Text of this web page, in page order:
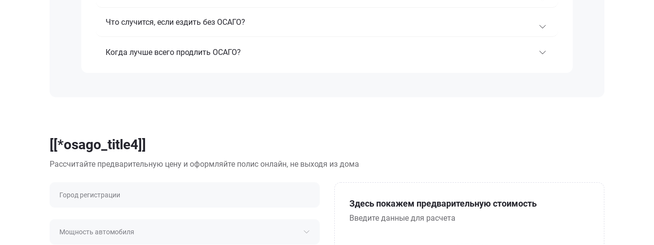
Что случится, если ездить без ОСАГО?
Когда лучше всего продлить ОСАГО?
[[*osago_title4]]
Рассчитайте предварительную цену и оформляйте полис онлайн, не выходя из дома
Город регистрации
Мощность автомобиля
Здесь покажем предварительную стоимость
Введите данные для расчета